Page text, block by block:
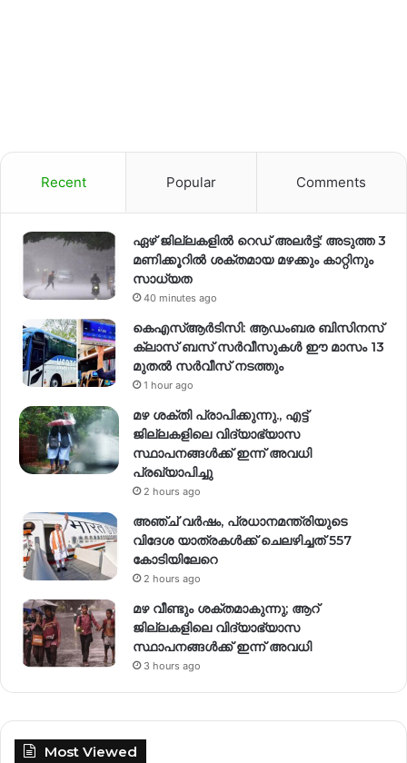
Recent Popular Comments
ഏഴ് ജില്ലകളില്‍ റെഡ് അലര്‍ട്ട്: അടുത്ത 3
മണിക്കൂറിൽ ശക്തമായ മഴക്കും കാറ്റിനും
സാധ്യത
40 minutes ago
കെഎസ്ആർടിസി: ആഡംബര ബിസിനസ്
ക്ലാസ് ബസ് സർവീസുകൾ ഈ മാസം 13
മുതൽ സർവീസ് നടത്തും
1 hour ago
മഴ ശക്തി പ്രാപിക്കുന്നു., എട്ട്
ജില്ലകളിലെ വിദ്യാഭ്യാസ
സ്ഥാപനങ്ങള്‍ക്ക് ഇന്ന് അവധി
പ്രഖ്യാപിച്ചു
2 hours ago
അഞ്ച് വര്‍ഷം, പ്രധാനമന്ത്രിയുടെ
വിദേശ യാത്രകള്‍ക്ക് ചെലഴിച്ചത് 557
കോടിയിലേറെ
2 hours ago
മഴ വീണ്ടും ശക്തമാകുന്നു; ആറ്
ജില്ലകളിലെ വിദ്യാഭ്യാസ
സ്ഥാപനങ്ങള്‍ക്ക് ഇന്ന് അവധി
3 hours ago
Most Viewed